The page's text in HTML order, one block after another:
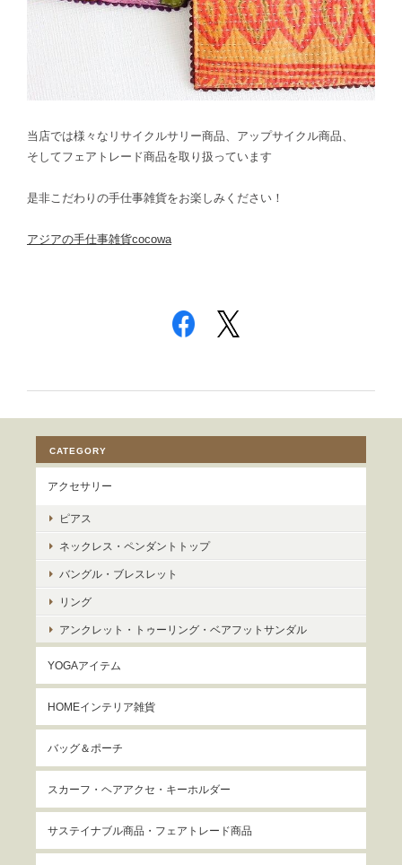
当店では様々なリサイクルサリー商品、アップサイクル商品、
そしてフェアトレード商品を取り扱っています
是非こだわりの手仕事雑貨をお楽しみください！
アジアの手仕事雑貨cocowa
CATEGORY
アクセサリー
ピアス
ネックレス・ペンダントトップ
バングル・ブレスレット
リング
アンクレット・トゥーリング・ベアフットサンダル
YOGAアイテム
HOMEインテリア雑貨
バッグ＆ポーチ
スカーフ・ヘアアクセ・キーホルダー
サステイナブル商品・フェアトレード商品